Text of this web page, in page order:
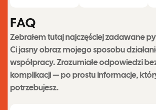
FAQ
Zebrałem tutaj najczęściej zadawane
Ci jasny obraz mojego sposobu
współpracy. Zrozumiałe odpowiedzi
komplikacji — po prostu informacje,
potrzebujesz.